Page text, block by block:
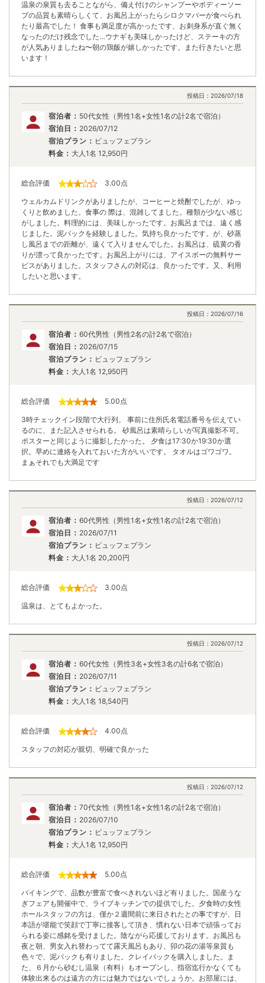
温泉の泉質も去ることながら、備え付けのシャンプーやボディーソー
プの品質も素晴らしくて、お風呂上がったらシロクマバーが食べられ
たり最高でした！ 食事も満足度が高かったです、お刺身系が直ぐ無く
なったのだけ残念でした…ウナギも美味しかったけど、ステーキの方
が人気ありましたね〜朝の鶏飯が嬉しかったです。また行きたいと思
います！
投稿日： 2026/07/18
宿泊者： 50代女性（男性1名+女性1名の計2名で宿泊）
宿泊日： 2026/07/12
宿泊プラン： ビュッフェプラン
料金： 大人1名 12,950円
総合評価 3.00点
ウェルカムドリンクがありましたが、コーヒーと焼酎でしたが、ゆっ
くりと飲めました。食事の 際は、混雑してました。種類が少ない感じ
がしました。料理的には、美味しかったです。お風呂までは、遠く感
じました。泥パックを経験しました。気持ち良かったです。が、砂蒸
し風呂までの距離が、遠くて入りませんでした。お風呂は、硫黄の香
りが漂って良かったです。お風呂上がりには、アイスボーの無料サー
ビスがありました。スタッフさんの対応は、良かったです。又、利用
したいと思います。
投稿日： 2026/07/16
宿泊者： 60代男性（男性2名の計2名で宿泊）
宿泊日： 2026/07/15
宿泊プラン： ビュッフェプラン
料金： 大人1名 12,950円
総合評価 5.00点
3時チェックイン段階で大行列。 事前に住所氏名電話番号を伝えてい
るのに、また記入させられる。 砂風呂は素晴らしいが写真撮影不可。
ポスターと同じように撮影したかった。 夕食は17:30か19:30か選
択。早めに連絡を入れておいた方がいいです。 タオルはゴワゴワ。
まぁそれでも大満足です
投稿日： 2026/07/12
宿泊者： 60代男性（男性1名+女性1名の計2名で宿泊）
宿泊日： 2026/07/11
宿泊プラン： ビュッフェプラン
料金： 大人1名 20,200円
総合評価 3.00点
温泉は、とてもよかった。
投稿日： 2026/07/12
宿泊者： 60代女性（男性3名+女性3名の計6名で宿泊）
宿泊日： 2026/07/11
宿泊プラン： ビュッフェプラン
料金： 大人1名 18,540円
総合評価 4.00点
スタッフの対応が親切、明確で良かった
投稿日： 2026/07/12
宿泊者： 70代女性（男性1名+女性1名の計2名で宿泊）
宿泊日： 2026/07/10
宿泊プラン： ビュッフェプラン
料金： 大人1名 12,950円
総合評価 5.00点
バイキングで、品数が豊富で食べきれないほど有りました。国産うな
ぎフェアも開催中で、ライブキッチンでの提供でした。夕食時の女性
ホールスタッフの方は、僅か２週間前に来日されたとの事ですが、日
本語が堪能で笑顔で丁寧に接客して頂き、慣れない日本で頑張ってお
られる姿に感銘を受けました。陰ながら応援しております。お風呂も
夜と朝、男女入れ替わってて露天風呂もあり、卯の花の湯等泉質も
色々で、泥パックも有りました。クレイパックを購入しました。ま
た、６月から砂むし温泉（有料）もオープンし、指宿迄行かなくても
体験出来るのは遠方の方には魅力ではないでしょうか。お部屋には、